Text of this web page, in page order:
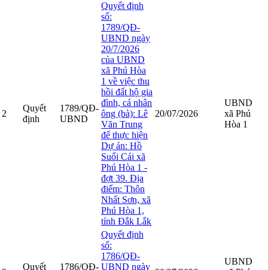
2
Quyết
định
1789/QĐ-
UBND
Quyết định
số:
1789/QĐ-
UBND ngày
20/7/2026
của UBND
xã Phú Hòa
1 về việc thu
hồi đất hộ gia
đình, cá nhân
ông (bà): Lê
Văn Trung
để thực hiện
Dự án: Hồ
Suối Cái xã
Phú Hòa 1 -
đợt 39. Địa
điểm: Thôn
Nhất Sơn, xã
Phú Hòa 1,
tỉnh Đắk Lắk
20/07/2026
UBND
xã Phú
Hòa 1
Quyết 1786/QĐ-
Quyết định
số:
1786/QĐ-
UBND ngày
UBND